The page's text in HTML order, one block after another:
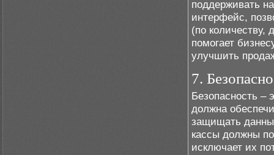
поддерживать
интерфейс,
(по количеству,
помогает
улучшить
7.
Безопасность –
должна
защищать
кассы должны
исключает их